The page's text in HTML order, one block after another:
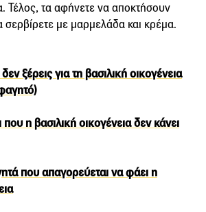
Τέλος, τα αφήνετε να αποκτήσουν
με μαρμελάδα και κρέμα.
ξέρεις για τη βασιλική οικογένεια
η βασιλική οικογένεια δεν κάνει
που απαγορεύεται να φάει η